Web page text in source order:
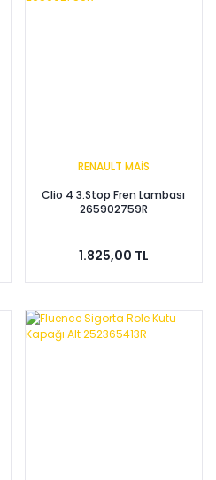
RENAULT MAİS
Clio 4 3.Stop Fren Lambası
265902759R
1.825,00 TL